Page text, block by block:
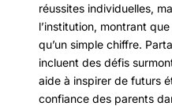
réussites individuelles,
l’institution, montrant
qu’un simple chiffre.
incluent des défis
aide à inspirer de futurs
confiance des parents